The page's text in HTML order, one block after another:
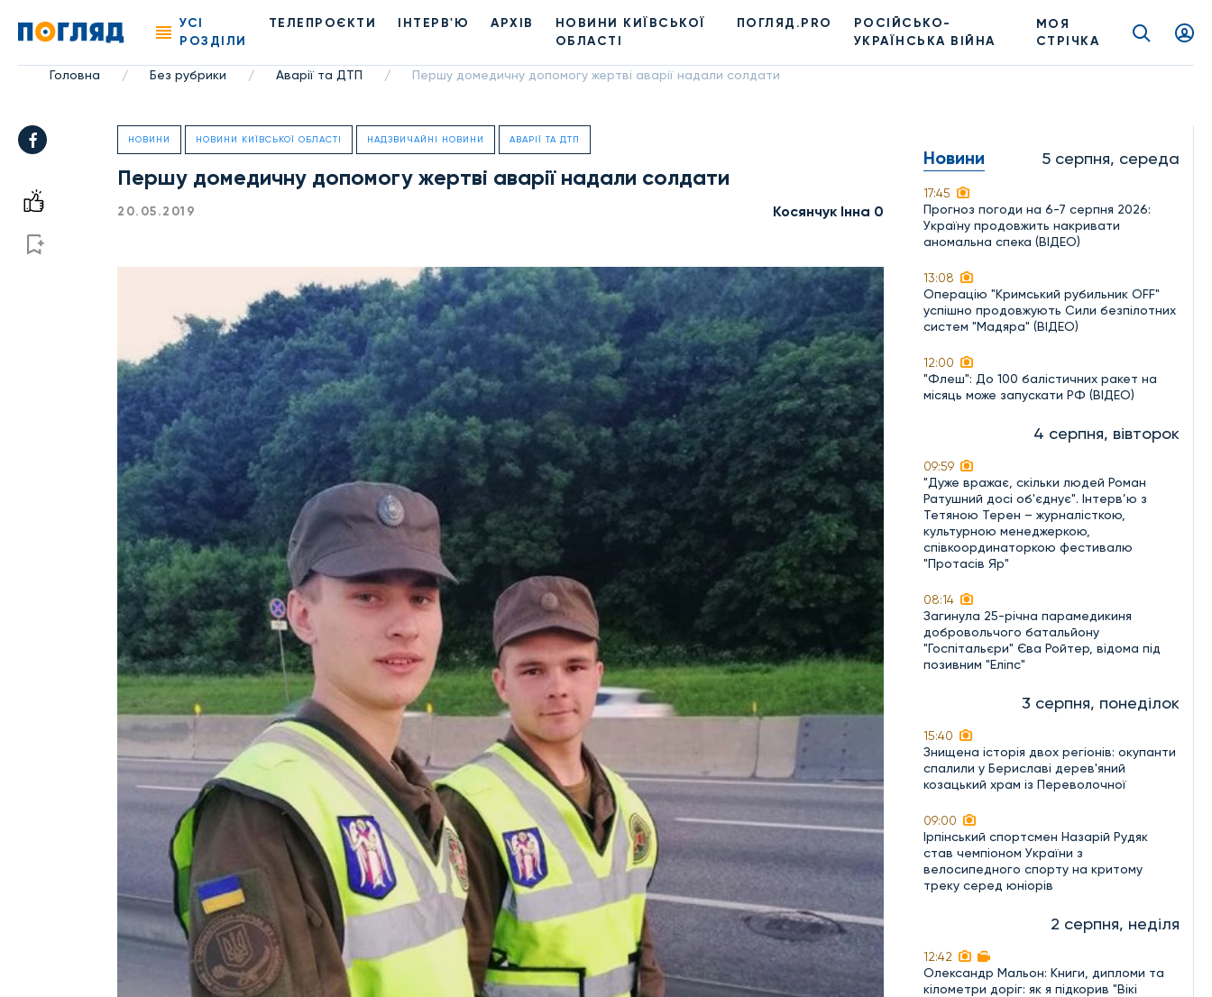
УСІ
РОЗДІЛИ
ТЕЛЕПРОЄКТИ ІНТЕРВ'Ю АРХІВ
НОВИНИ КИЇВСЬКОЇ
ОБЛАСТІ
ПОГЛЯД.PRO
РОСІЙСЬКО-
УКРАЇНСЬКА ВІЙНА
МОЯ
СТРІЧКА
Головна / Без рубрики / Аварії та ДТП / Першу домедичну допомогу жертві аварії надали солдати
НОВИНИ НОВИНИ КИЇВСЬКОЇ ОБЛАСТІ НАДЗВИЧАЙНІ НОВИНИ АВАРІЇ ТА ДТП
Першу домедичну допомогу жертві аварії надали солдати
20.05.2019 Косянчук Інна 0
Новини 5 серпня, середа
17:45
Прогноз погоди на 6-7 серпня 2026:
Україну продовжить накривати
аномальна спека (ВІДЕО)
13:08
Операцію "Кримський рубильник OFF"
успішно продовжують Сили безпілотних
систем "Мадяра" (ВІДЕО)
12:00
"Флеш": До 100 балістичних ракет на
місяць може запускати РФ (ВІДЕО)
4 серпня, вівторок
09:59
"Дуже вражає, скільки людей Роман
Ратушний досі об'єднує". Інтерв’ю з
Тетяною Терен – журналісткою,
культурною менеджеркою,
співкоординаторкою фестивалю
"Протасів Яр"
08:14
Загинула 25-річна парамедикиня
добровольчого батальйону
"Госпітальєри" Єва Ройтер, відома під
позивним "Еліпс"
3 серпня, понеділок
15:40
Знищена історія двох регіонів: окупанти
спалили у Бериславі дерев'яний
козацький храм із Переволочної
09:00
Ірпінський спортсмен Назарій Рудяк
став чемпіоном України з
велосипедного спорту на критому
треку серед юніорів
2 серпня, неділя
12:42
Олександр Мальон: Книги, дипломи та
кілометри доріг: як я підкорив "Вікі